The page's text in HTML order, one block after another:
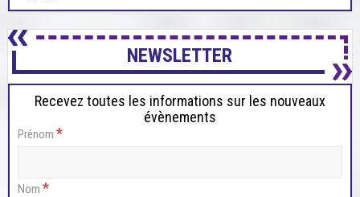
NEWSLETTER
Recevez toutes les informations sur les nouveaux
évènements
Prénom *
Nom *